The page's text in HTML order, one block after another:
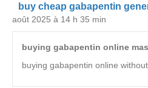
buy cheap gabapentin
août 2025 à 14 h 35 min
buying gabapentin online
buying gabapentin online